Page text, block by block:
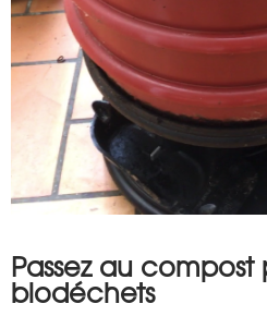
Passez au compost
biodéchets